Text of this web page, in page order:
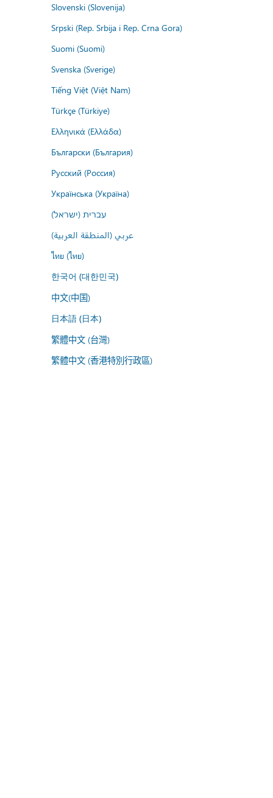
Slovenski (Slovenija)
Srpski (Rep. Srbija i Rep. Crna Gora)
Suomi (Suomi)
Svenska (Sverige)
Tiếng Việt (Việt Nam)
Türkçe (Türkiye)
Ελληνικά (Ελλάδα)
Български (България)
Русский (Россия)
Українська (Україна)
עברית (ישראל)
عربي (المنطقة العربية)
ไทย (ไทย)
한국어 (대한민국)
中文(中国)
日本語 (日本)
繁體中文 (台灣)
繁體中文 (香港特別行政區)